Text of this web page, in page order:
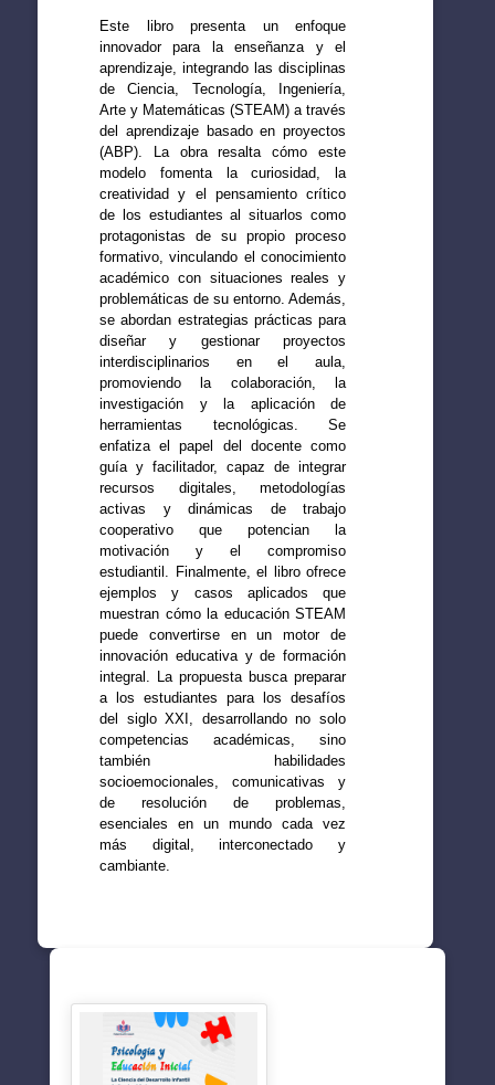
Este libro presenta un enfoque
innovador para la enseñanza y el
aprendizaje, integrando las disciplinas
de Ciencia, Tecnología, Ingeniería,
Arte y Matemáticas (STEAM) a través
del aprendizaje basado en proyectos
(ABP). La obra resalta cómo este
modelo fomenta la curiosidad, la
creatividad y el pensamiento crítico
de los estudiantes al situarlos como
protagonistas de su propio proceso
formativo, vinculando el conocimiento
académico con situaciones reales y
problemáticas de su entorno. Además,
se abordan estrategias prácticas para
diseñar y gestionar proyectos
interdisciplinarios en el aula,
promoviendo la colaboración, la
investigación y la aplicación de
herramientas tecnológicas. Se
enfatiza el papel del docente como
guía y facilitador, capaz de integrar
recursos digitales, metodologías
activas y dinámicas de trabajo
cooperativo que potencian la
motivación y el compromiso
estudiantil. Finalmente, el libro ofrece
ejemplos y casos aplicados que
muestran cómo la educación STEAM
puede convertirse en un motor de
innovación educativa y de formación
integral. La propuesta busca preparar
a los estudiantes para los desafíos
del siglo XXI, desarrollando no solo
competencias académicas, sino
también habilidades
socioemocionales, comunicativas y
de resolución de problemas,
esenciales en un mundo cada vez
más digital, interconectado y
cambiante.